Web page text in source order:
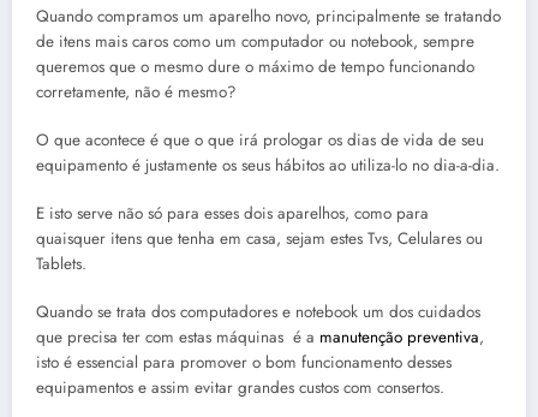
Quando compramos um aparelho novo, principalmente se tratando
de itens mais caros como um computador ou notebook, sempre
queremos que o mesmo dure o máximo de tempo funcionando
corretamente, não é mesmo?
O que acontece é que o que irá prologar os dias de vida de seu
equipamento é justamente os seus hábitos ao utiliza-lo no dia-a-dia.
E isto serve não só para esses dois aparelhos, como para
quaisquer itens que tenha em casa, sejam estes Tvs, Celulares ou
Tablets.
Quando se trata dos computadores e notebook um dos cuidados
que precisa ter com estas máquinas é a manutenção preventiva,
isto é essencial para promover o bom funcionamento desses
equipamentos e assim evitar grandes custos com consertos.